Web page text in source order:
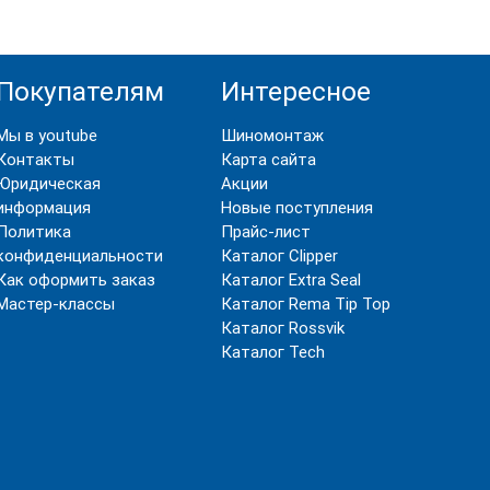
в youtube
оформить заказ
классы
Интересное
Шиномонтаж
Карта сайта
Акции
Новые поступления
Прайс-лист
Каталог Clipper
Каталог Extra Seal
Каталог Rema Tip Top
Каталог Rossvik
Каталог Tech